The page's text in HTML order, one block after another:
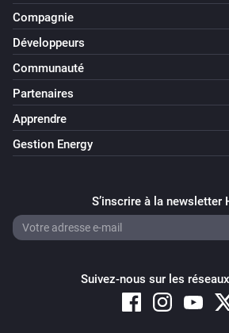
Wireless Switch (SNZB-01)
L'alarme batterie s'est activée
L'alarme batterie s'est désactivée
Wireless Switch (SNZB-01)
One click
Wireless Switch (SNZB-01)
Two clicks
Long press
Compagnie
Développeurs
Communauté
Partenaires
Apprendre
Gestion Energy
S’inscrire à la newsletter
Suivez-nous sur les